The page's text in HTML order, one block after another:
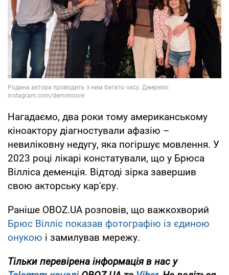
Нагадаємо, два роки тому американському
кіноактору діагностували афазію –
невиліковну недугу, яка погіршує мовлення. У
2023 році лікарі констатували, що у Брюса
Вілліса деменція. Відтоді зірка завершив
свою акторську кар'єру.
Раніше OBOZ.UA розповів, що важкохворий
Брюс Вілліс показав фотографію із єдиною
онукою і замилував мережу.
Тільки перевірена інформація в нас у